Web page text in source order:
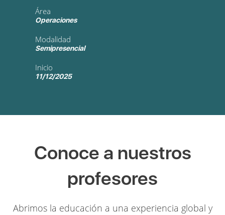
Área
Operaciones
Modalidad
Semipresencial
Inicio
11/12/2025
Conoce a nuestros
profesores
Abrimos la educación a una experiencia global y